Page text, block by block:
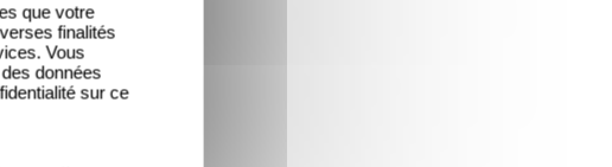
que votre
finalités
Vous
données
sur ce